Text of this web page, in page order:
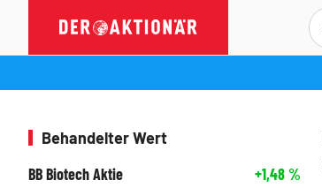
Behandelter Wert
BB Biotech Aktie
+1,48%